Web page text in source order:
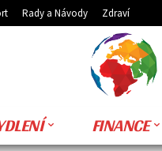
Rady a Návody Zdraví
FINANCE